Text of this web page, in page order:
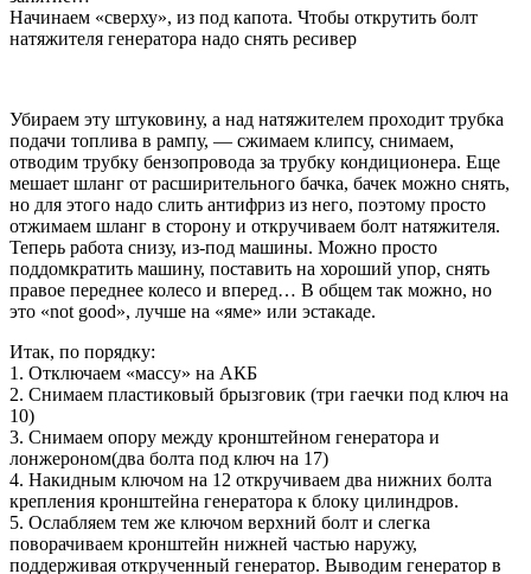
Начинаем «сверху», из под капота. Чтобы открутить болт
натяжителя генератора надо снять ресивер
Убираем эту штуковину, а над натяжителем проходит трубка
подачи топлива в рампу, — сжимаем клипсу, снимаем,
отводим трубку бензопровода за трубку кондиционера. Еще
мешает шланг от расширительного бачка, бачек можно снять,
но для этого надо слить антифриз из него, поэтому просто
отжимаем шланг в сторону и откручиваем болт натяжителя.
Теперь работа снизу, из-под машины. Можно просто
поддомкратить машину, поставить на хороший упор, снять
правое переднее колесо и вперед… В общем так можно, но
это «not good», лучше на «яме» или эстакаде.
Итак, по порядку:
1. Отключаем «массу» на АКБ
2. Снимаем пластиковый брызговик (три гаечки под ключ на
10)
3. Снимаем опору между кронштейном генератора и
лонжероном(два болта под ключ на 17)
4. Накидным ключом на 12 откручиваем два нижних болта
крепления кронштейна генератора к блоку цилиндров.
5. Ослабляем тем же ключом верхний болт и слегка
поворачиваем кронштейн нижней частью наружу,
поддерживая открученный генератор. Выводим генератор в